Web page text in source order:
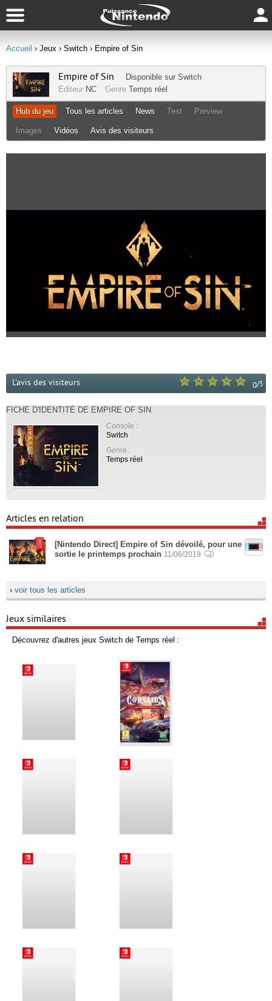
Accueil › Jeux › Switch › Empire of Sin
Empire of Sin Disponible sur Switch
Editeur NC Genre Temps réel
Hub du jeu Tous les articles News Test Preview
Images Vidéos Avis des visiteurs
0/5
L'avis des visiteurs
FICHE D'IDENTITÉ DE EMPIRE OF SIN
Console :
Switch
Genre :
Temps réel
Articles en relation
[Nintendo Direct] Empire of Sin dévoilé, pour une
sortie le printemps prochain 11/06/2019
› voir tous les articles
Jeux similaires
Découvrez d'autres jeux Switch de Temps réel :